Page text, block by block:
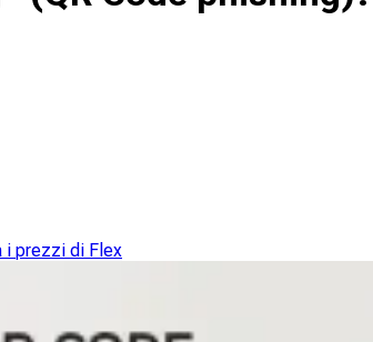
i prezzi di Flex